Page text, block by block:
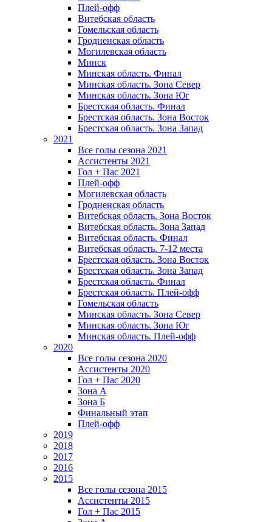
Плей-офф
Витебская область
Гомельская область
Гродненская область
Могилевская область
Минск
Mинская область. Финал
Минская область. Зона Север
Минская область. Зона Юг
Брестская область. Финал
Брестская область. Зона Восток
Брестская область. Зона Запад
2021
Все голы сезона 2021
Ассистенты 2021
Гол + Пас 2021
Плей-офф
Могилевская область
Гродненская область
Витебская область. Зона Восток
Витебская область. Зона Запад
Витебская область. Финал
Витебская область. 7-12 места
Брестская область. Зона Восток
Брестская область. Зона Запад
Брестская область. Финал
Брестская область. Плей-офф
Гомельская область
Минская область. Зона Север
Минская область. Зона Юг
Минская область. Плей-офф
2020
Все голы сезона 2020
Ассистенты 2020
Гол + Пас 2020
Зона А
Зона Б
Финальный этап
Плей-офф
2019
2018
2017
2016
2015
Все голы сезона 2015
Ассистенты 2015
Гол + Пас 2015